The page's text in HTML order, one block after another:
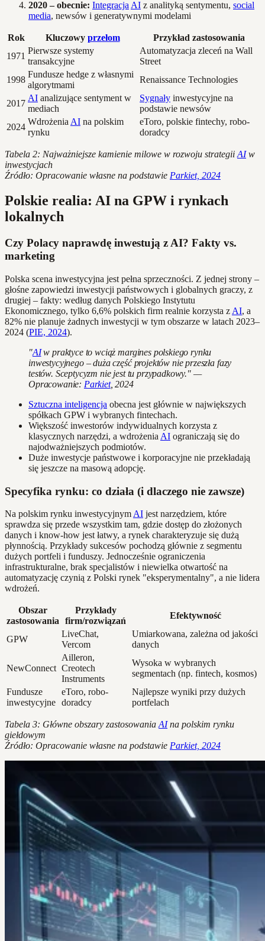
2020 – obecnie: Integracja AI z analityką sentymentu, social
media, newsów i generatywnymi modelami
Rok Kluczowy przełom
Przykład zastosowania
1971
Pierwsze systemy
transakcyjne
Automatyzacja zleceń na Wall
Street
1998
Fundusze hedge z własnymi
algorytmami
Renaissance Technologies
2017
AI analizujące sentyment w
mediach
Sygnały inwestycyjne na
podstawie newsów
2024
Wdrożenia AI na polskim
rynku
eToro, polskie fintechy, robo-
doradcy
Tabela 2: Najważniejsze kamienie milowe w rozwoju strategii AIw
inwestycjach
Źródło: Opracowanie własne na podstawie Parkiet, 2024
Polskie realia: AI na GPW i rynkach
lokalnych
Czy Polacy naprawdę inwestują z AI? Fakty vs.
marketing
Polska scena inwestycyjna jest pełna sprzeczności. Z jednej strony –
głośne zapowiedzi inwestycji państwowych i globalnych graczy, z
drugiej – fakty: według danych Polskiego Instytutu
Ekonomicznego, tylko 6,6% polskich firm realnie korzysta z AI, a
82% nie planuje żadnych inwestycji w tym obszarze w latach 2023–
2024 (PIE, 2024).
"AIw praktyce to wciąż margines polskiego rynku
inwestycyjnego – duża część projektów nie przeszła fazy
testów. Sceptycyzm nie jest tu przypadkowy." —
Opracowanie: Parkiet, 2024
Sztuczna inteligencja obecna jest głównie w największych
spółkach GPW i wybranych fintechach.
Większość inwestorów indywidualnych korzysta z
klasycznych narzędzi, a wdrożenia AI ograniczają się do
najodważniejszych podmiotów.
Duże inwestycje państwowe i korporacyjne nie przekładają
się jeszcze na masową adopcję.
Specyfika rynku: co działa (i dlaczego nie zawsze)
Na polskim rynku inwestycyjnym AI jest narzędziem, które
sprawdza się przede wszystkim tam, gdzie dostęp do złożonych
danych i know-how jest łatwy, a rynek charakteryzuje się dużą
płynnością. Przykłady sukcesów pochodzą głównie z segmentu
dużych portfeli i funduszy. Jednocześnie ograniczenia
infrastrukturalne, brak specjalistów i niewielka otwartość na
automatyzację czynią z Polski rynek "eksperymentalny", a nie lidera
wdrożeń.
Obszar
zastosowania
Przykłady
firm/rozwiązań
Efektywność
GPW
LiveChat,
Vercom
Umiarkowana, zależna od jakości
danych
NewConnect
Ailleron,
Creotech
Instruments
Wysoka w wybranych
segmentach (np. fintech, kosmos)
Fundusze
inwestycyjne
eToro, robo-
doradcy
Najlepsze wyniki przy dużych
portfelach
Tabela 3: Główne obszary zastosowania AIna polskim rynku
giełdowym
Źródło: Opracowanie własne na podstawie Parkiet, 2024